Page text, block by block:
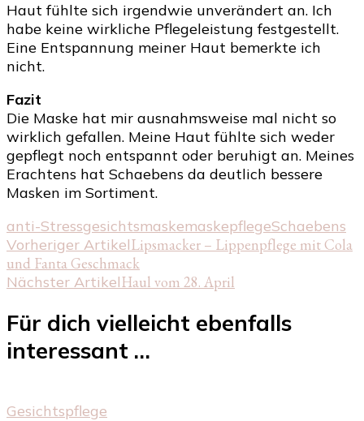
Haut fühlte sich irgendwie unverändert an. Ich
habe keine wirkliche Pflegeleistung festgestellt.
Eine Entspannung meiner Haut bemerkte ich
nicht.
Fazit
Die Maske hat mir ausnahmsweise mal nicht so
wirklich gefallen. Meine Haut fühlte sich weder
gepflegt noch entspannt oder beruhigt an. Meines
Erachtens hat Schaebens da deutlich bessere
Masken im Sortiment.
anti-StressgesichtsmaskemaskepflegeSchaebens
Beitragsnavigation
Vorheriger ArtikelLipsmacker – Lippenpflege mit Cola
und Fanta Geschmack
Nächster ArtikelHaul vom 28. April
Für dich vielleicht ebenfalls
interessant …
Gesichtspflege